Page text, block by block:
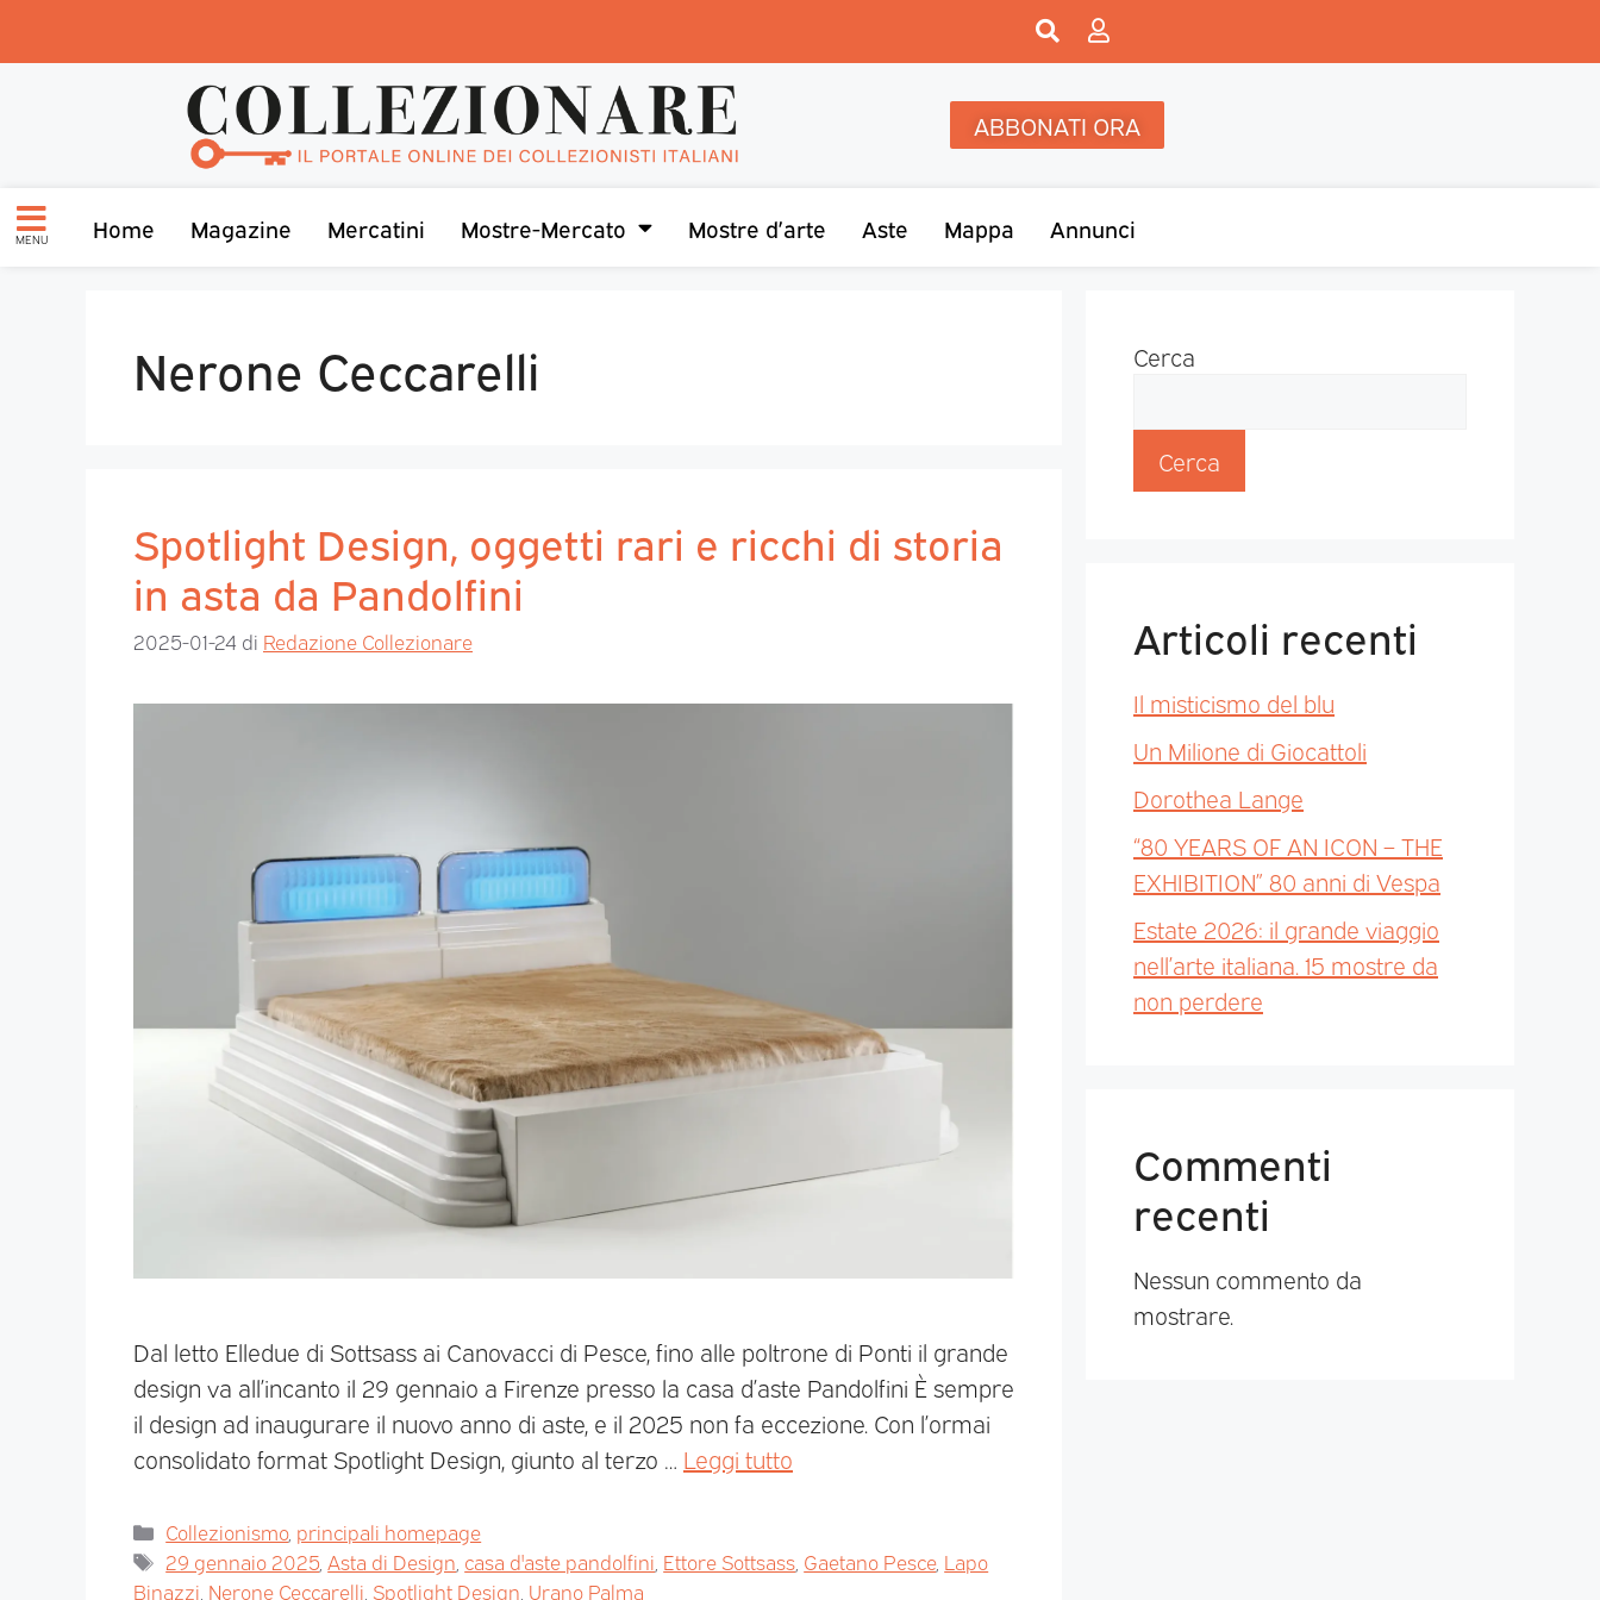
ABBONATI ORA
MENU Home Magazine Mercatini Mostre-Mercato Mostre d’arte Aste Mappa Annunci
Nerone Ceccarelli
Spotlight Design, oggetti rari e ricchi di storia
in asta da Pandolfini
2025-01-24 di Redazione Collezionare
Dal letto Elledue di Sottsass ai Canovacci di Pesce, fino alle poltrone di Ponti il grande
design va all’incanto il 29 gennaio a Firenze presso la casa d’aste Pandolfini È sempre
il design ad inaugurare il nuovo anno di aste, e il 2025 non fa eccezione. Con l’ormai
consolidato format Spotlight Design, giunto al terzo … Leggi tutto
Collezionismo, principali homepage
29 gennaio 2025,Asta di Design casa d'aste pandolfini Ettore Sottsass Gaetano Pesce, Lapo
Binazzi Nerone Ceccarelli Spotlight Design Urano Palma
Cerca
Cerca
Articoli recenti
Il misticismo del blu
Un Milione di Giocattoli
Dorothea Lange
“80 YEARS OF AN ICON – THE
EXHIBITION” 80 anni di Vespa
Estate 2026: il grande viaggio
nell’arte italiana. 15 mostre da
non perdere
Commenti
recenti
Nessun commento da
mostrare.